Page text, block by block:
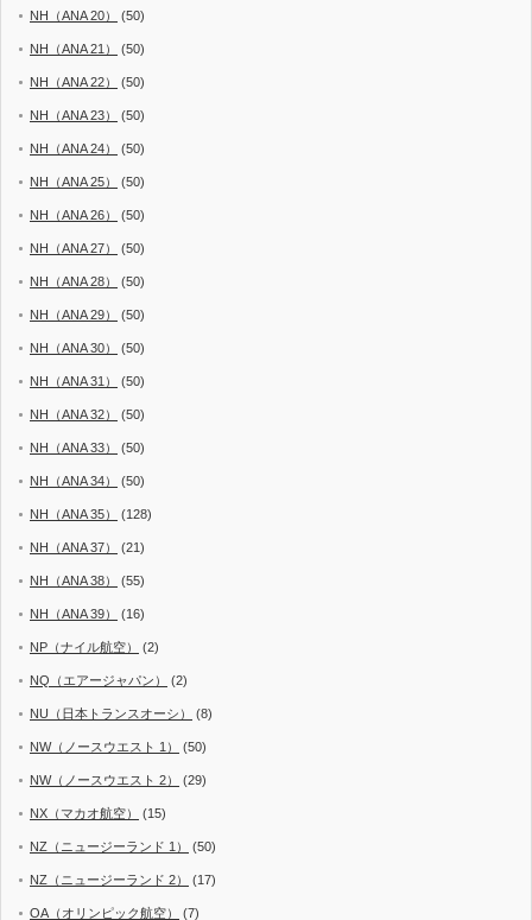
NH（ANA 20） (50)
NH（ANA 21） (50)
NH（ANA 22） (50)
NH（ANA 23） (50)
NH（ANA 24） (50)
NH（ANA 25） (50)
NH（ANA 26） (50)
NH（ANA 27） (50)
NH（ANA 28） (50)
NH（ANA 29） (50)
NH（ANA 30） (50)
NH（ANA 31） (50)
NH（ANA 32） (50)
NH（ANA 33） (50)
NH（ANA 34） (50)
NH（ANA 35） (128)
NH（ANA 37） (21)
NH（ANA 38） (55)
NH（ANA 39） (16)
NP（ナイル航空） (2)
NQ（エアージャパン） (2)
NU（日本トランスオーシ） (8)
NW（ノースウエスト 1） (50)
NW（ノースウエスト 2） (29)
NX（マカオ航空） (15)
NZ（ニュージーランド 1） (50)
NZ（ニュージーランド 2） (17)
OA（オリンピック航空） (7)